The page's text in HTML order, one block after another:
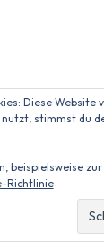
Diese Website
stimmst du
beispielsweise zur
Richtlinie